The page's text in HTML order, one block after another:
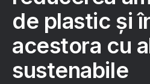
de plastic și
acestora cu
sustenabile